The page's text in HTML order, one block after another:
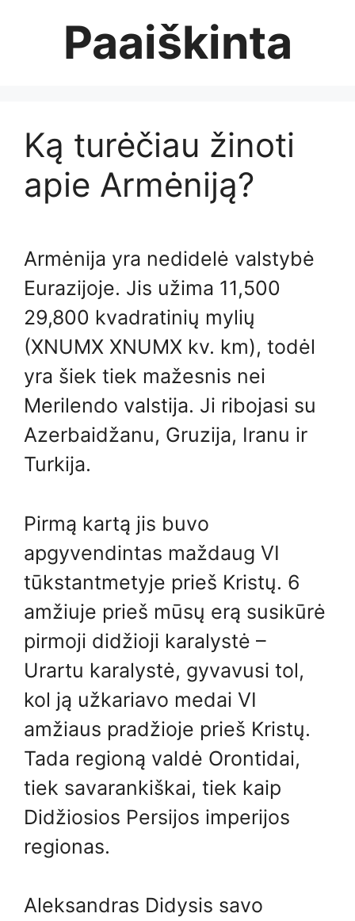
Paaiškinta
Ką turėčiau žinoti
apie Armėniją?
Armėnija yra nedidelė valstybė
Eurazijoje. Jis užima 11,500
29,800 kvadratinių mylių
(XNUMX XNUMX kv. km), todėl
yra šiek tiek mažesnis nei
Merilendo valstija. Ji ribojasi su
Azerbaidžanu, Gruzija, Iranu ir
Turkija.
Pirmą kartą jis buvo
apgyvendintas maždaug VI
tūkstantmetyje prieš Kristų. 6
amžiuje prieš mūsų erą susikūrė
pirmoji didžioji karalystė –
Urartu karalystė, gyvavusi tol,
kol ją užkariavo medai VI
amžiaus pradžioje prieš Kristų.
Tada regioną valdė Orontidai,
tiek savarankiškai, tiek kaip
Didžiosios Persijos imperijos
regionas.
Aleksandras Didysis savo